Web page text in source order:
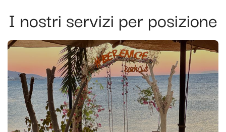
I nostri servizi per posizione